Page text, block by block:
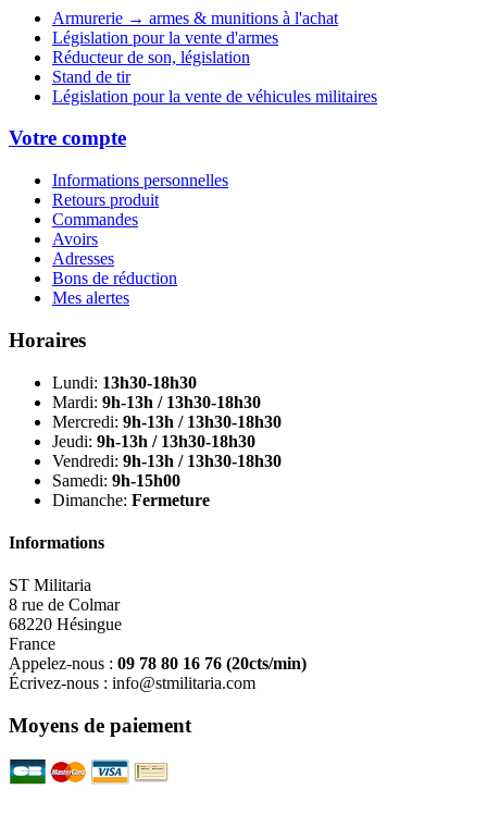
Armurerie → armes & munitions à l'achat
Législation pour la vente d'armes
Réducteur de son, législation
Stand de tir
Législation pour la vente de véhicules militaires
Votre compte
Informations personnelles
Retours produit
Commandes
Avoirs
Adresses
Bons de réduction
Mes alertes
Horaires
Lundi: 13h30-18h30
Mardi: 9h-13h / 13h30-18h30
Mercredi: 9h-13h / 13h30-18h30
Jeudi: 9h-13h / 13h30-18h30
Vendredi: 9h-13h / 13h30-18h30
Samedi: 9h-15h00
Dimanche: Fermeture
Informations
ST Militaria
8 rue de Colmar
68220 Hésingue
France
Appelez-nous : 09 78 80 16 76 (20cts/min)
Écrivez-nous : info@stmilitaria.com
Moyens de paiement